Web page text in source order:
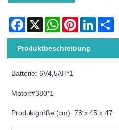
Facebook
X WhatsAppPinterestLinkedIn
Produktbeschreibung
Batterie: 6V4,5AH*1
Motor:#380*1
Produktgröße (cm): 78 x 45 x 47